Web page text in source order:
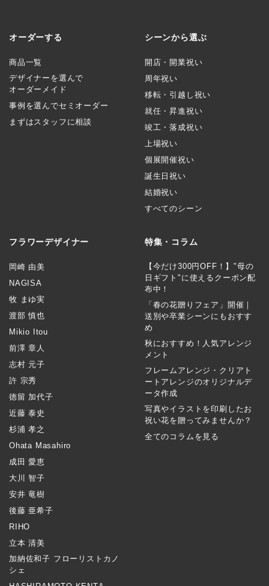
オーダーする
商品一覧
デザイナーを選んで
オーダーメイド
事例を選んでセミオーダー
まずはスタッフに相談
シーンから選ぶ
開店・開業祝い
周年祝い
移転・引越し祝い
就任・昇進祝い
竣工・落成祝い
上場祝い
個展開催祝い
誕生日祝い
結婚祝い
すべてのシーン
フラワーデザイナー
岡崎 由美
NAGISA
牧 まゆ実
渡部 慎也
Mikio Itou
前澤 章人
志村 元子
許 宗秀
徳留 加代子
近藤 泰史
杉浦 孝之
Ohata Masahiro
成田 愛恵
大川 智子
安井 竜樹
後藤 亜希子
RIHO
立本 清美
加納佐和子 フローリストカノ
シェ
特集・コラム
【今だけ300円OFF！】"母の
日ギフト"に使えるクーポン配
布中！
「春の花贈りフェア」開催｜
送別や卒業シーンにもおすす
め
秋におすすめ！人気アレンジ
メント
フレームアレンジ・クリアト
ートアレンジのオリジナルデ
ータ作成
写真やイラストを印刷したお
祝い花を贈ってみませんか？
全てのコラムを見る